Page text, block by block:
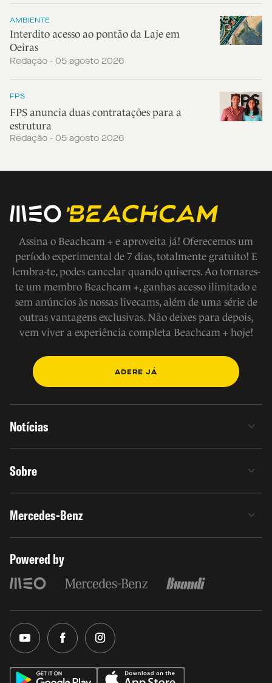
AMBIENTE
Interdito acesso ao pontão da Laje em
Oeiras
Redação - 05 agosto 2026
FPS
FPS anuncia duas contratações para a
estrutura
Redação - 05 agosto 2026
Assina o Beachcam + e aproveita já! Oferecemos um
período experimental de 7 dias, totalmente gratuito! E
lembra-te, podes cancelar quando quiseres. Ao tornares-
te um membro Beachcam +, ganhas acesso ilimitado e
sem anúncios às nossas livecams, além de uma série de
outras vantagens exclusivas. Não deixes para depois,
vem viver a experiência completa Beachcam + hoje!
ADERE JÁ
Notícias
Sobre
Mercedes-Benz
Powered by